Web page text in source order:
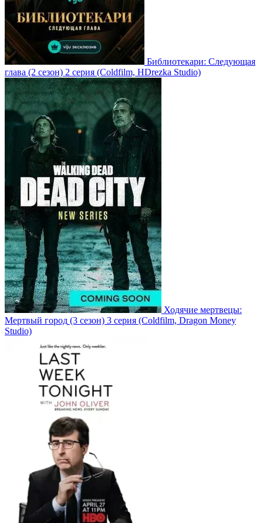
Библиотекари: Следующая
глава (2 сезон) 2 серия (Coldfilm, HDrezka Studio)
Ходячие мертвецы:
Мертвый город (3 сезон) 3 серия (Coldfilm, Dragon Money
Studio)